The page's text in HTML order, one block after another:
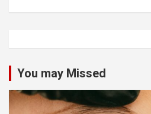
You may Missed